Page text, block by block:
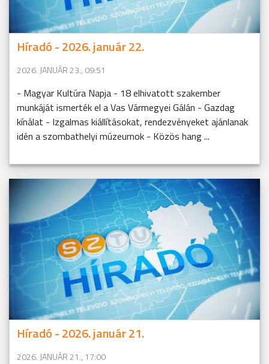
Híradó - 2026. január 22.
2026. JANUÁR 23., 09:51
- Magyar Kultúra Napja - 18 elhivatott szakember
munkáját ismerték el a Vas Vármegyei Gálán - Gazdag
kínálat - Izgalmas kiállításokat, rendezvényeket ajánlanak
idén a szombathelyi múzeumok - Közös hang ...
Híradó - 2026. január 21.
2026. JANUÁR 21., 17:00